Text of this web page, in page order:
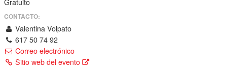
Gratuito
CONTACTO:
Valentina Volpato
617 50 74 92
Correo electrónico
Sitio web del evento